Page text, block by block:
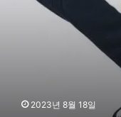
2023년 8월 18일